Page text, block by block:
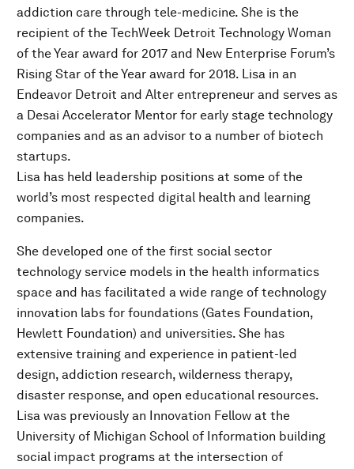
addiction care through tele-medicine. She is the
recipient of the TechWeek Detroit Technology Woman
of the Year award for 2017 and New Enterprise Forum’s
Rising Star of the Year award for 2018. Lisa in an
Endeavor Detroit and Alter entrepreneur and serves as
a Desai Accelerator Mentor for early stage technology
companies and as an advisor to a number of biotech
startups.
Lisa has held leadership positions at some of the
world’s most respected digital health and learning
companies.
She developed one of the first social sector
technology service models in the health informatics
space and has facilitated a wide range of technology
innovation labs for foundations (Gates Foundation,
Hewlett Foundation) and universities. She has
extensive training and experience in patient-led
design, addiction research, wilderness therapy,
disaster response, and open educational resources.
Lisa was previously an Innovation Fellow at the
University of Michigan School of Information building
social impact programs at the intersection of